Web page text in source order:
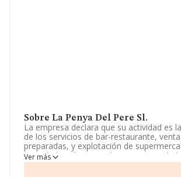
Sobre La Penya Del Pere Sl.
La empresa declara que su actividad es
de los servicios de bar-restaurante,
preparadas, y explotación de
sociedad está registrada como Sociedad
actividad de referencia CNAE
Ver más